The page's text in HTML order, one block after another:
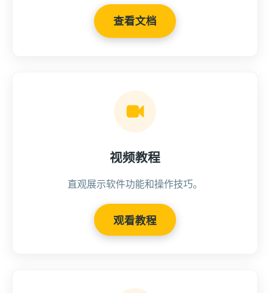
查看文档
视频教程
直观展示软件功能和操作技巧。
观看教程